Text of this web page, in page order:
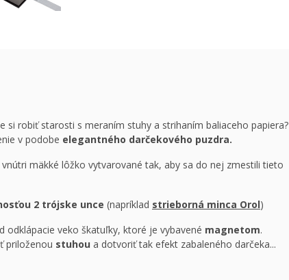
si robiť starosti s meraním stuhy a strihaním baliaceho papiera?
v podobe elegantného darčekového puzdra.
mäkké lôžko vytvarované tak, aby sa do nej zmestili tieto
2 trójske unce (napríklad strieborná minca Orol)
veko škatuľky, ktoré je vybavené magnetom.
priloženou stuhou a dotvoriť tak efekt zabaleného darčeka...